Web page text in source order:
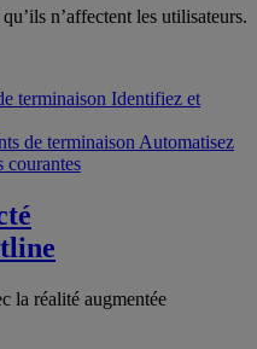
n’affectent les utilisateurs.
terminaison Identifiez et
de terminaison Automatisez
courantes
la réalité augmentée